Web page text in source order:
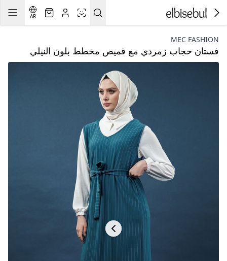
AR
MEC FASHION
فستان حجاب زمردي مع قميص مخطط بلون النيلي